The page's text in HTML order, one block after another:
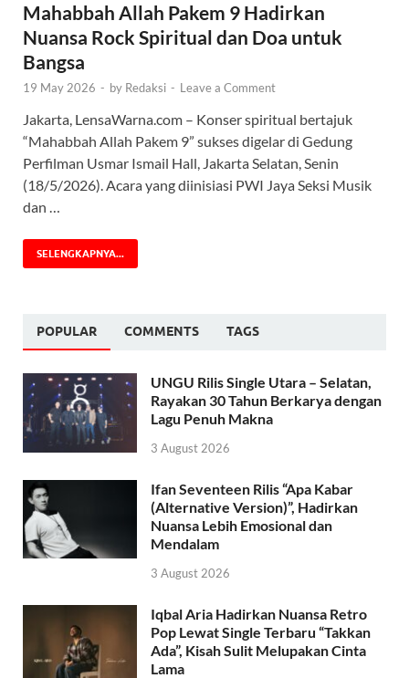
Mahabbah Allah Pakem 9 Hadirkan
Nuansa Rock Spiritual dan Doa untuk
Bangsa
19 May 2026 - by Redaksi - Leave a Comment
Jakarta, LensaWarna.com – Konser spiritual bertajuk
“Mahabbah Allah Pakem 9” sukses digelar di Gedung
Perfilman Usmar Ismail Hall, Jakarta Selatan, Senin
(18/5/2026). Acara yang diinisiasi PWI Jaya Seksi Musik
dan …
SELENGKAPNYA...
POPULAR COMMENTS TAGS
UNGU Rilis Single Utara – Selatan,
Rayakan 30 Tahun Berkarya dengan
Lagu Penuh Makna
3 August 2026
Ifan Seventeen Rilis “Apa Kabar
(Alternative Version)”, Hadirkan
Nuansa Lebih Emosional dan
Mendalam
3 August 2026
Iqbal Aria Hadirkan Nuansa Retro
Pop Lewat Single Terbaru “Takkan
Ada”, Kisah Sulit Melupakan Cinta
Lama